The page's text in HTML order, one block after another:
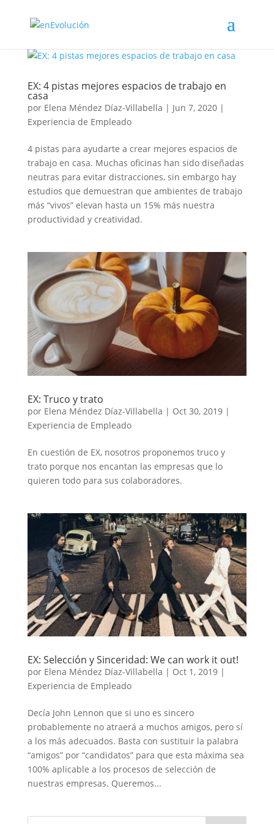
EX: 4 pistas mejores espacios de trabajo en
casa
por Elena Méndez Díaz-Villabella | Jun 7, 2020|
Experiencia de Empleado
4 pistas para ayudarte a crear mejores espacios de
trabajo en casa. Muchas oficinas han sido diseñadas
neutras para evitar distracciones, sin embargo hay
estudios que demuestran que ambientes de trabajo
más “vivos” elevan hasta un 15% más nuestra
productividad y creatividad.
EX: Truco y trato
por Elena Méndez Díaz-Villabella | Oct 30, 2019|
Experiencia de Empleado
En cuestión de EX, nosotros proponemos truco y
trato porque nos encantan las empresas que lo
quieren todo para sus colaboradores.
EX: Selección y Sinceridad: We can work it out!
por Elena Méndez Díaz-Villabella | Oct 1, 2019|
Experiencia de Empleado
Decía John Lennon que si uno es sincero
probablemente no atraerá a muchos amigos, pero sí
a los más adecuados. Basta con sustituir la palabra
“amigos” por “candidatos” para que esta máxima sea
100% aplicable a los procesos de selección de
nuestras empresas. Queremos...